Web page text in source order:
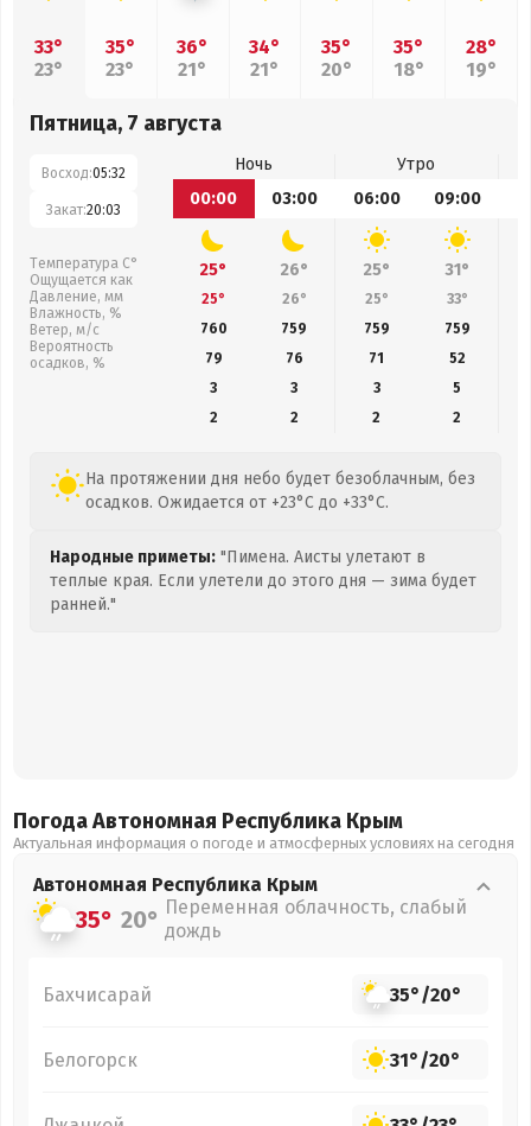
33°
23°
35°
23°
36°
21°
34°
21°
35°
20°
35°
18°
28°
19°
Пятница, 7 августа
Восход:05:32
Закат:20:03
Температура С°
Ощущается как
Давление, мм
Влажность, %
Ветер, м/с
Вероятность
осадков, %
Ночь
Утро
00:00
03:00 06:00 09:00
25° 26° 25° 31°
25° 26° 25° 33°
760
759 759 759
79
76 71 52
3
3 3
5
2
2 2 2
На протяжении дня небо будет безоблачным, без
осадков. Ожидается от +23°C до +33°C.
Народные приметы: "Пимена. Аисты улетают в
теплые края. Если улетели до этого дня — зима будет
ранней."
Погода Автономная Республика Крым
Актуальная информация о погоде и атмосферных условиях на сегодня
Автономная Республика Крым
35° 20° Переменная облачность, слабый
дождь
Бахчисарай 35°/20°
Белогорск 31°/20°